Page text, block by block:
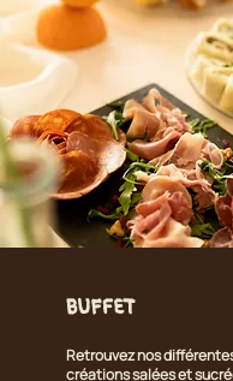
Buffet
Retrouvez nos
créations salées et